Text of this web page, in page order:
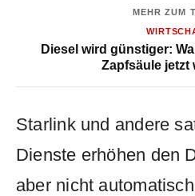
MEHR ZUM
Diesel wird günstiger:
Zapfsäule jetzt
Starlink und andere
Dienste erhöhen den
aber nicht